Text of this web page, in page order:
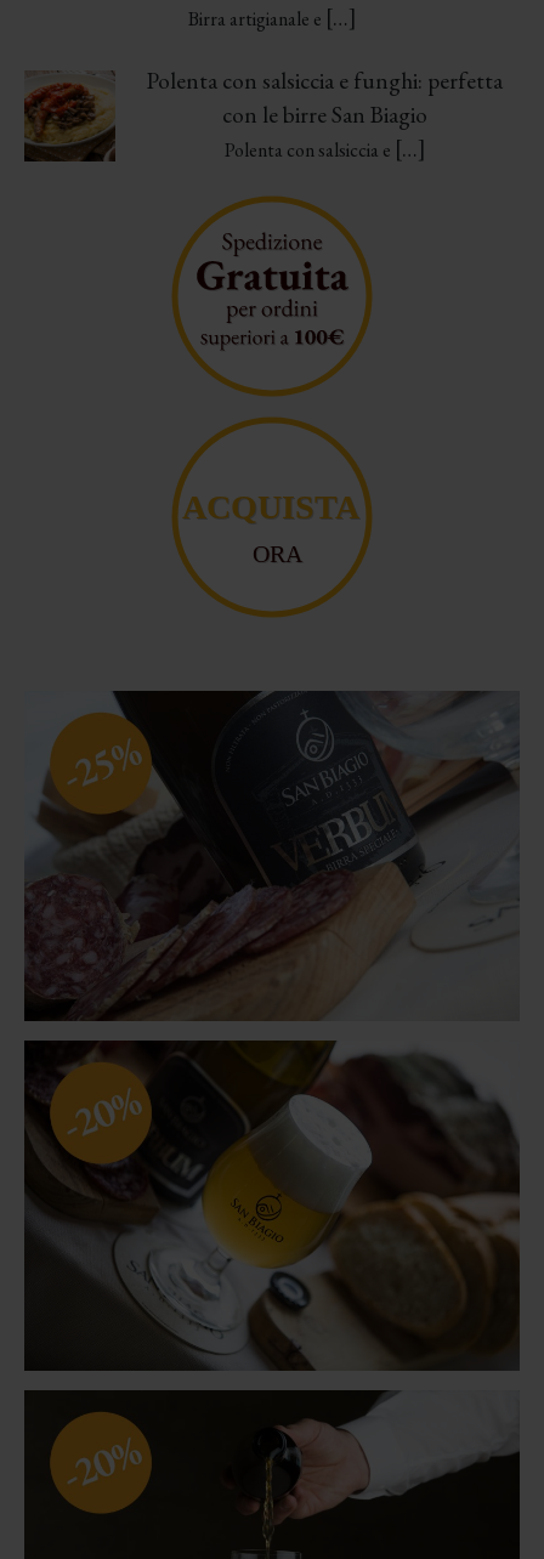
Birra artigianale e […]
Polenta con salsiccia e funghi: perfetta
con le birre San Biagio
Polenta con salsiccia e […]